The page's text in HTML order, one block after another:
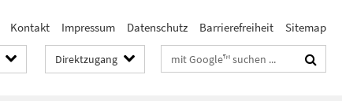
Kontakt Impressum Datenschutz Barrierefreiheit Sitemap
Direktzugang Suchbegriffe